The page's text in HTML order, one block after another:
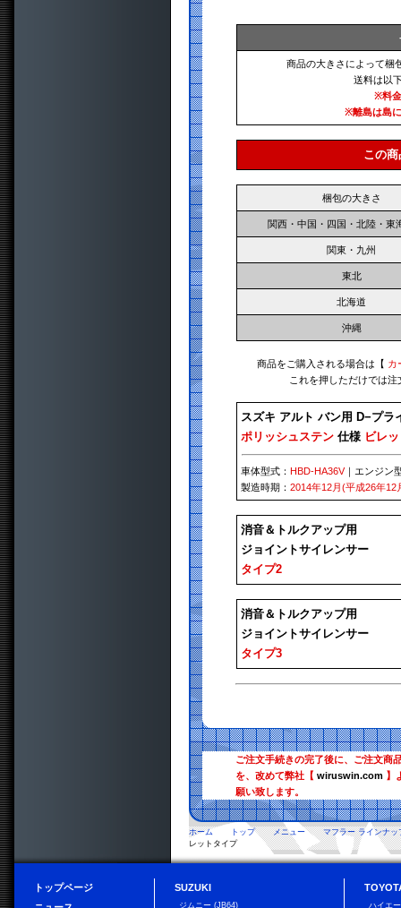
商品の大きさによって梱
送料は以
※料
※離島は島
この
梱包の大きさ
関西・中国・四国・北陸・東
関東・九州
東北
北海道
沖縄
商品をご購入される場合は【 カ
これを押しただけでは
スズキ アルト バン用 D−プラ
ポリッシュステン 仕様 ビレ
車体型式：HBD-HA36V｜エンジン
製造時期：2014年12月(平成26年12
消音＆トルクアップ用
ジョイントサイレンサー
タイプ2
消音＆トルクアップ用
ジョイントサイレンサー
タイプ3
ご注文手続きの完了後に、ご注文商
を、改めて弊社【wiruswin.com 】
願い致します。
ホーム トップ メニュー
マフラー ラインナッ
レットタイプ
トップページ
SUZUKI
ジムニー (JB64)
ハイエ